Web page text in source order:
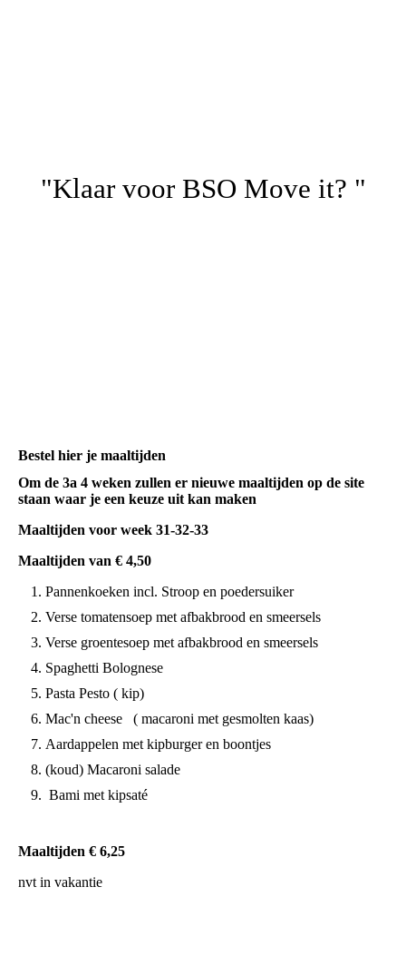
"Klaar voor BSO Move it? "
Bestel hier je maaltijden
Om de 3a 4 weken zullen er nieuwe maaltijden op de site
staan waar je een keuze uit kan maken
Maaltijden voor week 31-32-33
Maaltijden van € 4,50
Pannenkoeken incl. Stroop en poedersuiker
Verse tomatensoep met afbakbrood en smeersels
Verse groentesoep met afbakbrood en smeersels
Spaghetti Bolognese
Pasta Pesto ( kip)
Mac'n cheese ( macaroni met gesmolten kaas)
Aardappelen met kipburger en boontjes
(koud) Macaroni salade
Bami met kipsaté
Maaltijden € 6,25
nvt in vakantie